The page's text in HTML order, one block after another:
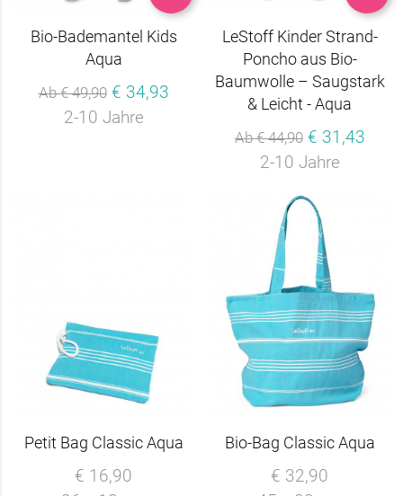
Bio-Bademantel Kids
Aqua
Ab € 49,90 € 34,93
2-10 Jahre
LeStoff Kinder Strand-
Poncho aus Bio-
Baumwolle – Saugstark
& Leicht - Aqua
Ab € 44,90 € 31,43
2-10 Jahre
Petit Bag Classic Aqua
€ 16,90
Bio-Bag Classic Aqua
€ 32,90